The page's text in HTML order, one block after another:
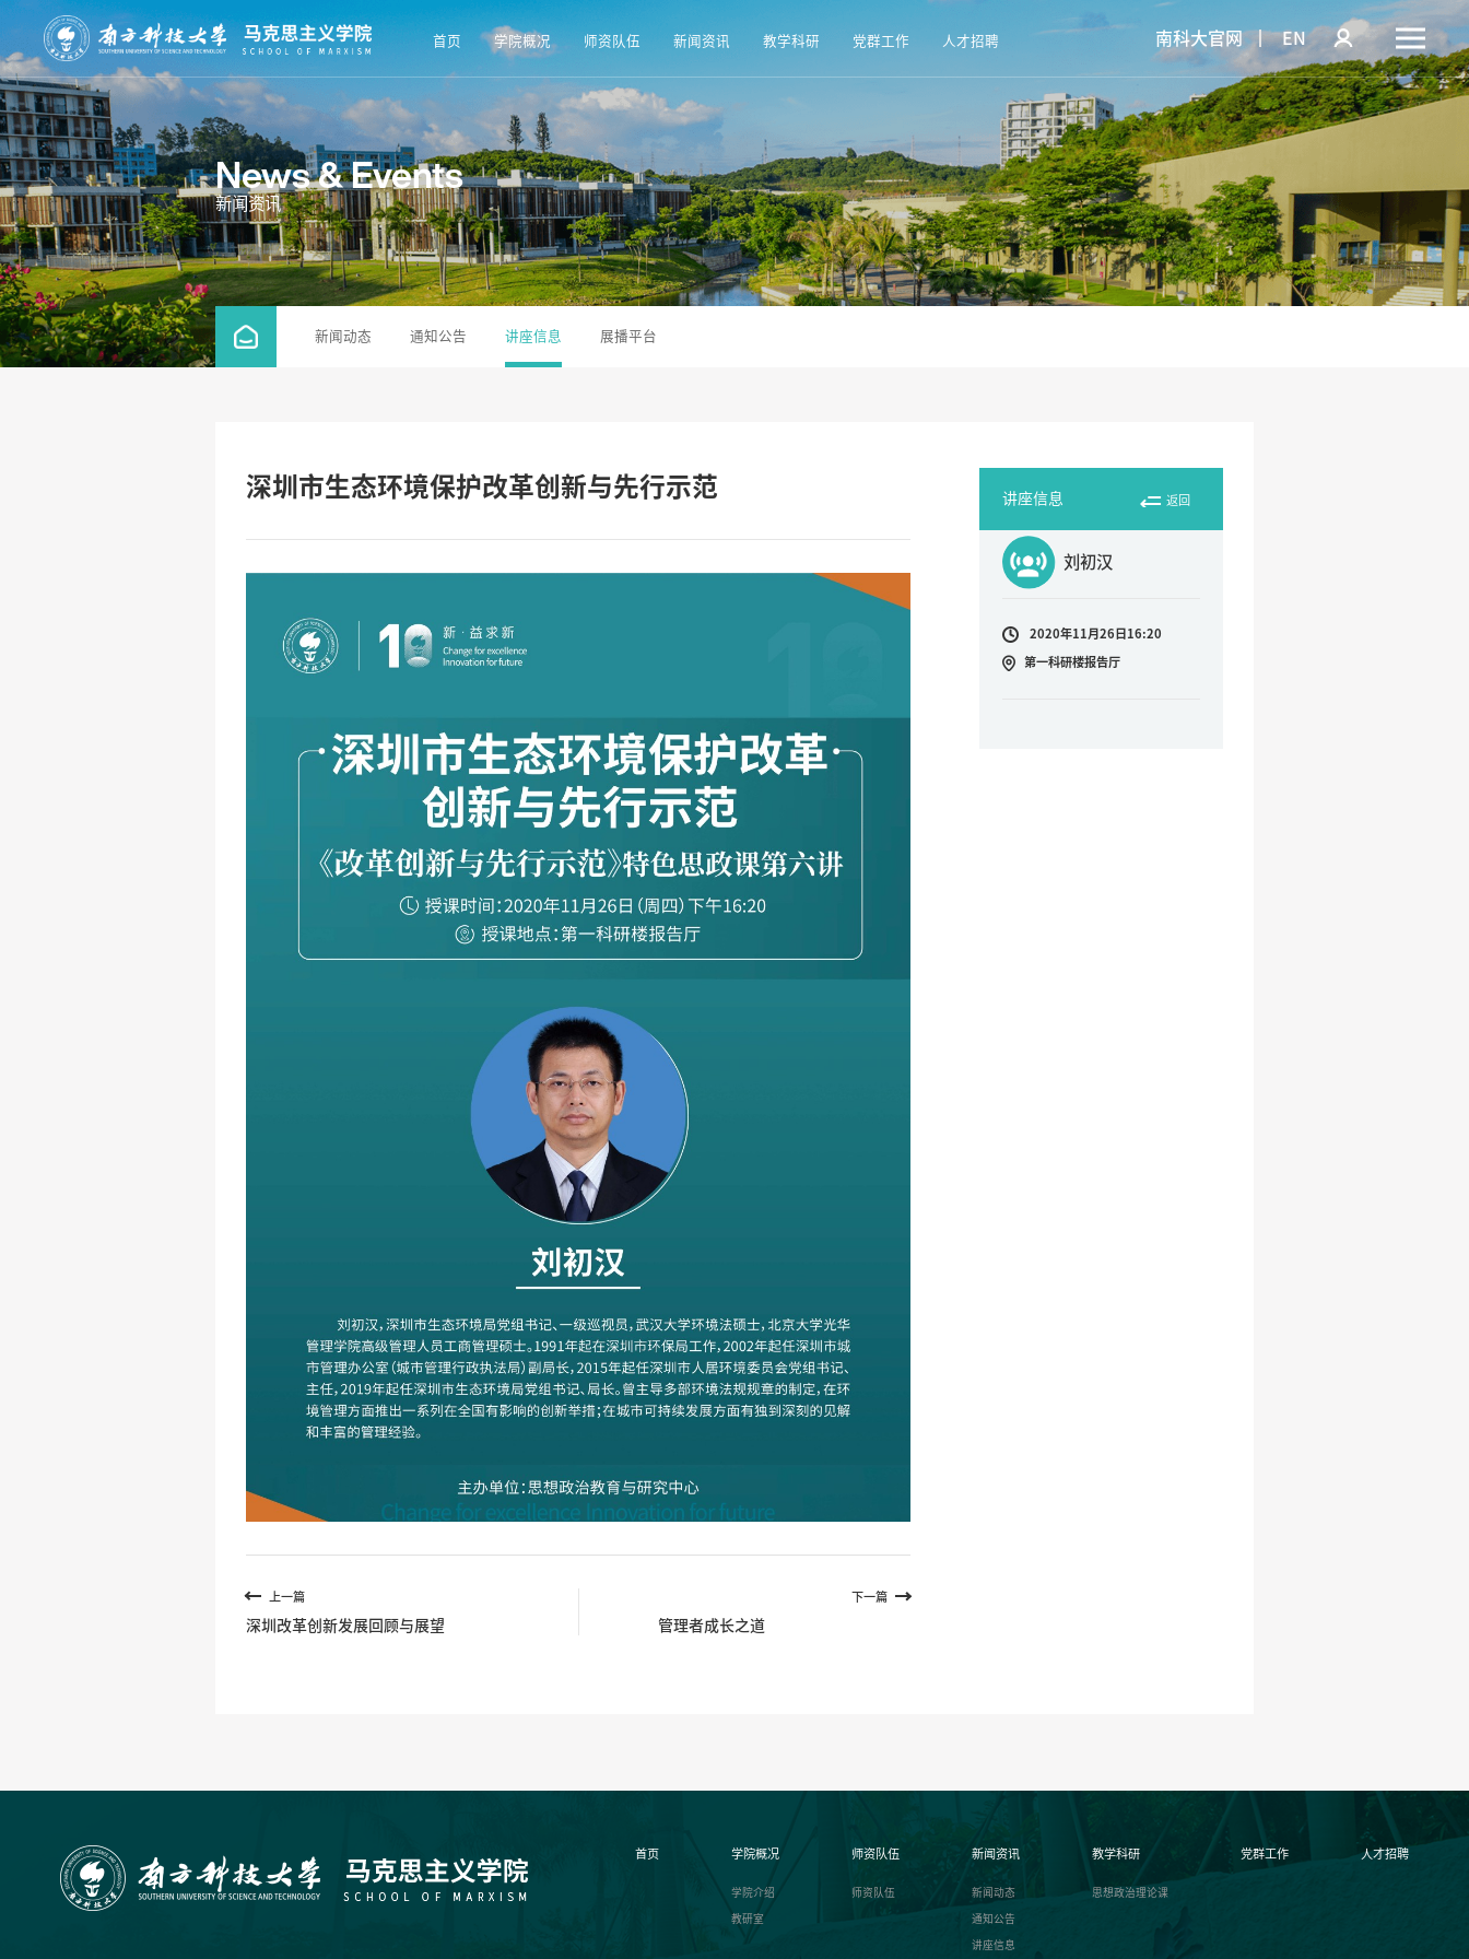
首页 学院概况 师资队伍 新闻资讯 教学科研 党群工作 人才招聘 南科大官网 EN
News & Events
新闻资讯
新闻动态 通知公告 讲座信息 展播平台
深圳市生态环境保护改革创新与先行示范
上一篇
深圳改革创新发展回顾与展望
下一篇
管理者成长之道
讲座信息 返回
刘初汉
2020年11月26日16:20
第一科研楼报告厅
首页 学院概况
学院介绍
教研室
师资队伍
师资队伍
新闻资讯
新闻动态
通知公告
讲座信息
教学科研
思想政治理论课
党群工作 人才招聘